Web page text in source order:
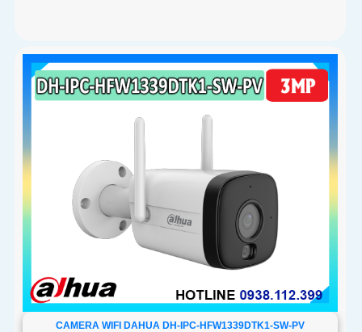
CAMERA WIFI DAHUA DH-IPC-HFW1339DTK1-SW-PV